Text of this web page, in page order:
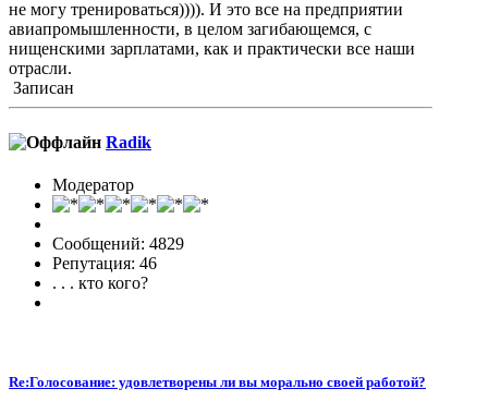
не могу тренироваться)))). И это все на предприятии
авиапромышленности, в целом загибающемся, с
нищенскими зарплатами, как и практически все наши
отрасли.
Записан
Radik
Модератор
Сообщений: 4829
Репутация: 46
. . . кто кого?
Re:Голосование: удовлетворены ли вы морально своей работой?